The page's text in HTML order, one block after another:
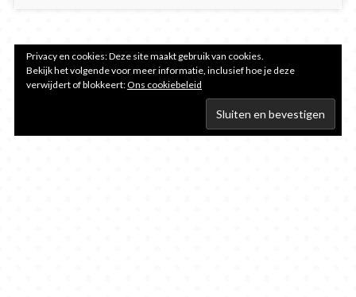
Privacy en cookies: Deze site maakt gebruik van cookies.
Bekijk het volgende voor meer informatie, inclusief hoe je deze
verwijdert of blokkeert:Ons cookiebeleid